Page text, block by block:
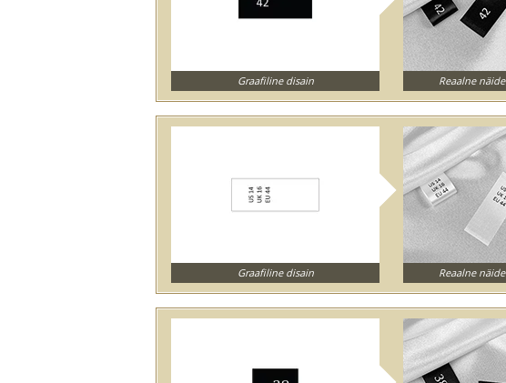
Graafiline disain Reaalne näide
Graafiline disain Reaalne näide